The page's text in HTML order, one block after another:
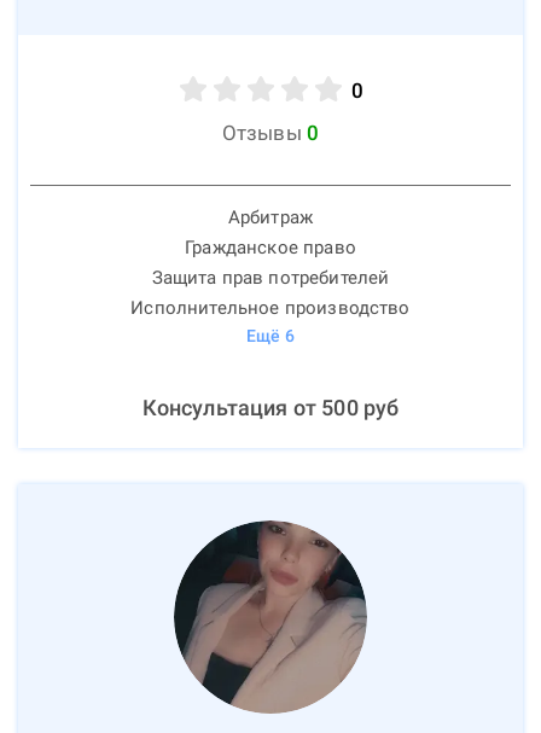
0
Отзывы 0
Арбитраж
Гражданское право
Защита прав потребителей
Исполнительное производство
Ещё 6
Консультация от 500руб